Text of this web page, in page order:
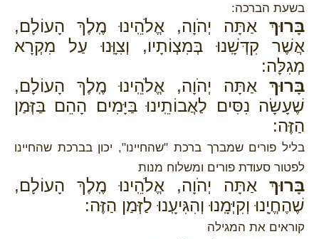
בשעת הברכה:
בָּרוּךְ אַתָּה יְהֹוָה, אֱלֹהֵֽינוּ מֶֽלֶךְ הָעוֹלָם,
אֲשֶׁר קִדְּשָֽׁנוּ בְּמִצְוֹתָיו, וְצִוָּֽנוּ עַל מִקְרָא
מְגִלָּה:
בָּרוּךְ אַתָּה יְהֹוָה, אֱלֹהֵֽינוּ מֶֽלֶךְ הָעוֹלָם,
שֶׁעָשָׂה נִסִּים לַאֲבוֹתֵֽינוּ בַּיָּמִים הָהֵם בַּזְּמַן
הַזֶּה:
בליל פורים שמברך ברכת "שהחיינו", יכון בברכת שהחיינו
לפטור סעודת פורים ומשלוח מנות
בָּרוּךְ אַתָּה יְהֹוָה, אֱלֹהֵֽינוּ מֶֽלֶךְ הָעוֹלָם,
שֶׁהֶחֱיָֽנוּ וְקִיְּמָֽנוּ וְהִגִּיעָֽנוּ לַזְּמַן הַזֶּה:
קוראים את המגילה